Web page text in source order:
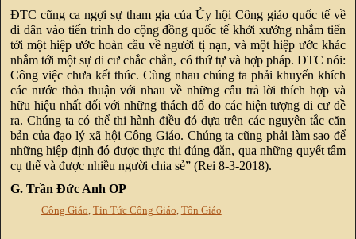
ĐTC cũng ca ngợi sự tham gia của Ủy hội Công giáo quốc tế về
di dân vào tiến trình do cộng đồng quốc tế khởi xướng nhắm tiến
tới một hiệp ước hoàn cầu về người tị nạn, và một hiệp ước khác
nhắm tới một sự di cư chắc chắn, có thứ tự và hợp pháp. ĐTC nói:
Công việc chưa kết thúc. Cùng nhau chúng ta phải khuyến khích
các nước thỏa thuận với nhau về những câu trả lời thích hợp và
hữu hiệu nhất đối với những thách đố do các hiện tượng di cư đề
ra. Chúng ta có thể thi hành điều đó dựa trên các nguyên tắc căn
bản của đạo lý xã hội Công Giáo. Chúng ta cũng phải làm sao để
những hiệp định đó được thực thi đúng đắn, qua những quyết tâm
cụ thể và được nhiều người chia sẻ” (Rei 8-3-2018).
G. Trần Đức Anh OP
Công Giáo, Tin Tức Công Giáo, Tôn Giáo